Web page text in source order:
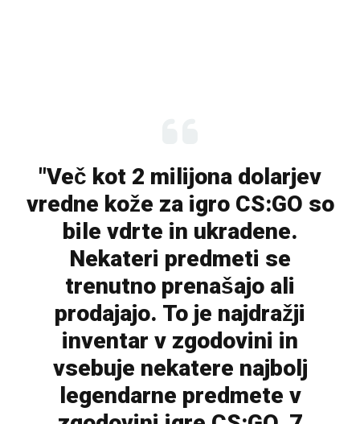
"Več kot 2 milijona dolarjev
vredne kože za igro CS:GO so
bile vdrte in ukradene.
Nekateri predmeti se
trenutno prenašajo ali
prodajajo. To je najdražji
inventar v zgodovini in
vsebuje nekatere najbolj
legendarne predmete v